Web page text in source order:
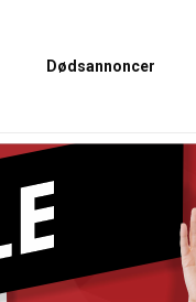
Dødsannoncer